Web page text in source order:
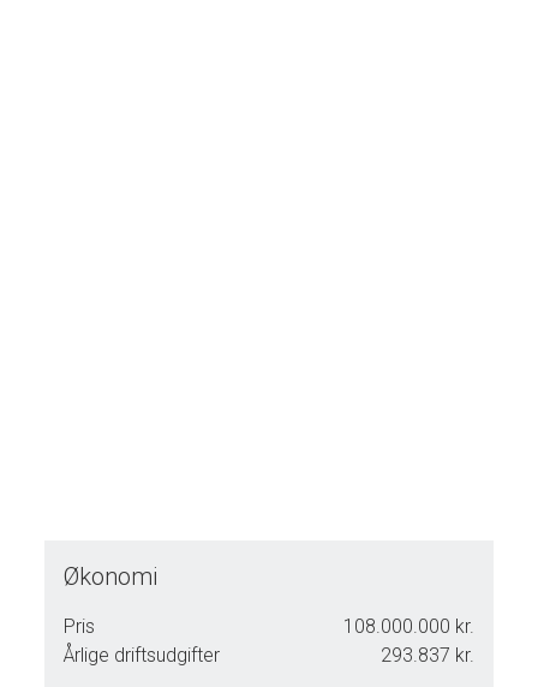
Maskinhaller, der delvist er udlejet og delvist anvendes til
egne maskiner og halm. Samlet areal under tag er 2466 m2
fordelt mellem 3 meget regulære haller.
Økonomi
Pris
108.000.000 kr.
Årlige driftsudgifter
293.837 kr.